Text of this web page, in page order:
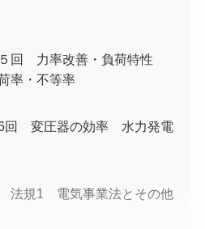
回 力率改善・負荷特性
率・不等率
回 変圧器の効率 水力発電
法規1 電気事業法とその他